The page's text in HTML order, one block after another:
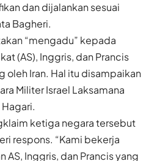
dan dijalankan sesuai
Bagheri.
“mengadu” kepada
(AS), Inggris, dan Prancis
oleh Iran. Hal itu disampaikan
Militer Israel Laksamana
ketiga negara tersebut
respons. “Kami bekerja
AS, Inggris, dan Prancis yang